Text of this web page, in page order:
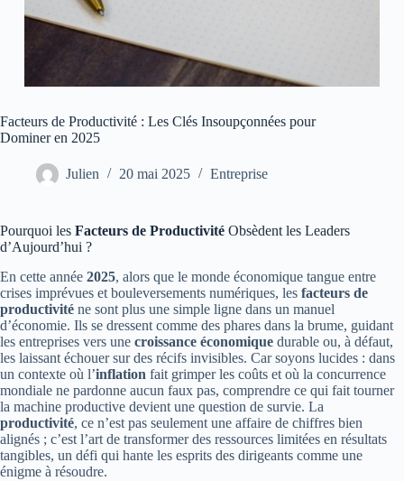
Facteurs de Productivité : Les Clés Insoupçonnées pour
Dominer en 2025
Julien 20 mai 2025 Entreprise
Pourquoi les Facteurs de Productivité Obsèdent les Leaders
d’Aujourd’hui ?
En cette année 2025, alors que le monde économique tangue entre
crises imprévues et bouleversements numériques, les facteurs de
productivité ne sont plus une simple ligne dans un manuel
d’économie. Ils se dressent comme des phares dans la brume, guidant
les entreprises vers une croissance économique durable ou, à défaut,
les laissant échouer sur des récifs invisibles. Car soyons lucides : dans
un contexte où l’inflation fait grimper les coûts et où la concurrence
mondiale ne pardonne aucun faux pas, comprendre ce qui fait tourner
la machine productive devient une question de survie. La
productivité, ce n’est pas seulement une affaire de chiffres bien
alignés ; c’est l’art de transformer des ressources limitées en résultats
tangibles, un défi qui hante les esprits des dirigeants comme une
énigme à résoudre.